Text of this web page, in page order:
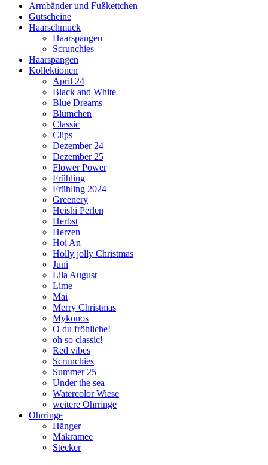
Armbänder und Fußkettchen
Gutscheine
Haarschmuck
Haarspangen
Scrunchies
Haarspangen
Kollektionen
April 24
Black and White
Blue Dreams
Blümchen
Classic
Clips
Dezember 24
Dezember 25
Flower Power
Frühling
Frühling 2024
Greenery
Heishi Perlen
Herbst
Herzen
Hoi An
Holly jolly Christmas
Juni
Lila August
Lime
Mai
Merry Christmas
Mykonos
O du fröhliche!
oh so classic!
Red vibes
Scrunchies
Summer 25
Under the sea
Watercolor Wiese
weitere Ohrringe
Ohrringe
Hänger
Makramee
Stecker